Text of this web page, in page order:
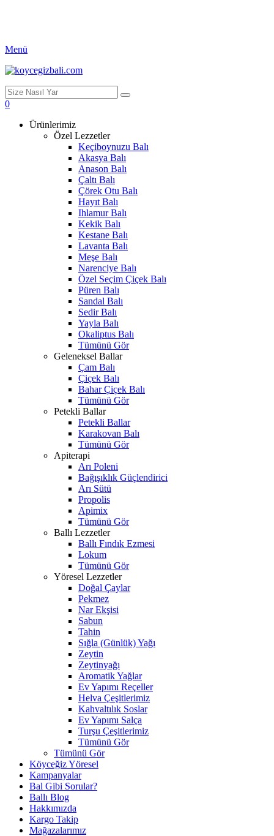
Menü
0
Ürünlerimiz
Özel Lezzetler
Keçiboynuzu Balı
Akasya Balı
Anason Balı
Çaltı Balı
Çörek Otu Balı
Hayıt Balı
Ihlamur Balı
Kekik Balı
Kestane Balı
Lavanta Balı
Meşe Balı
Narenciye Balı
Özel Seçim Çiçek Balı
Püren Balı
Sandal Balı
Sedir Balı
Yayla Balı
Okaliptus Balı
Tümünü Gör
Geleneksel Ballar
Çam Balı
Çiçek Balı
Bahar Çiçek Balı
Tümünü Gör
Petekli Ballar
Petekli Ballar
Karakovan Balı
Tümünü Gör
Apiterapi
Arı Poleni
Bağışıklık Güçlendirici
Arı Sütü
Propolis
Apimix
Tümünü Gör
Ballı Lezzetler
Ballı Fındık Ezmesi
Lokum
Tümünü Gör
Yöresel Lezzetler
Doğal Çaylar
Pekmez
Nar Ekşisi
Sabun
Tahin
Sığla (Günlük) Yağı
Zeytin
Zeytinyağı
Aromatik Yağlar
Ev Yapımı Reçeller
Helva Çeşitlerimiz
Kahvaltılık Soslar
Ev Yapımı Salça
Turşu Çeşitlerimiz
Tümünü Gör
Tümünü Gör
Köyceğiz Yöresel
Kampanyalar
Bal Gibi Sorular?
Ballı Blog
Hakkımızda
Kargo Takip
Mağazalarımız